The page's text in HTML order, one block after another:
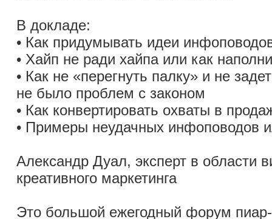
В докладе:
• Как придумывать идеи
• Хайп не ради хайпа или как
• Как не «перегнуть палку» и не
не было проблем с законом
• Как конвертировать охваты в
• Примеры неудачных инфоповодов
Александр Дуал, эксперт в области
креативного маркетинга
Это большой ежегодный форум